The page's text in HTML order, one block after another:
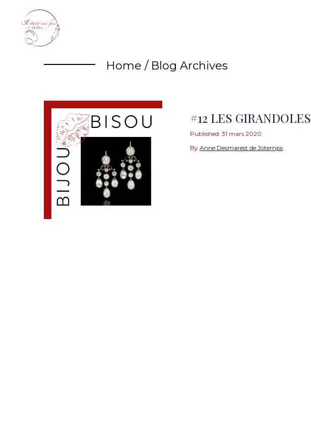
content
Home / Blog Archives
#12 LES GIRANDOLES
Published: 31 mars 2020
By Anne Desmarest de Jotemps